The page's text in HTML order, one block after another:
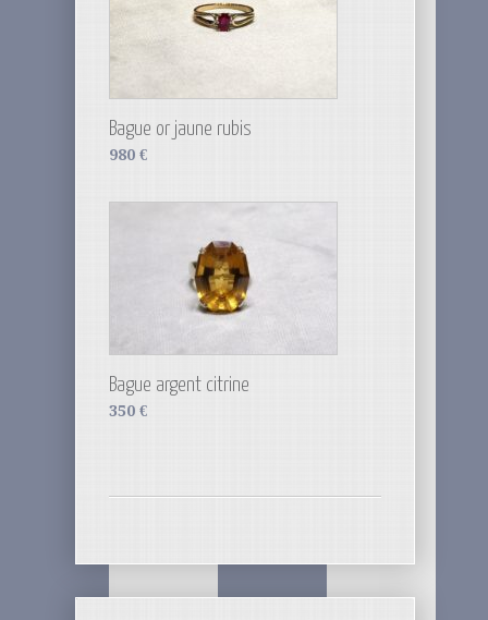
Bague or jaune rubis
980 €
Bague argent citrine
350 €